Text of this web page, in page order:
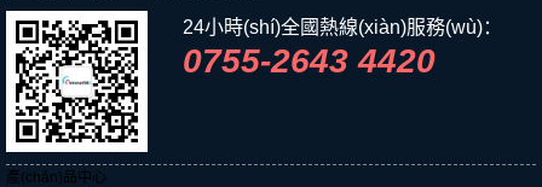
24小時(shí)全國熱線(xiàn)服務(wù)：
0755-2643 4420
產(chǎn)品中心